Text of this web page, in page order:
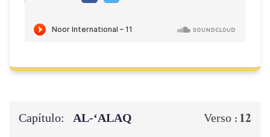
Capítulo: AL‑‘ALAQ Verso : 12